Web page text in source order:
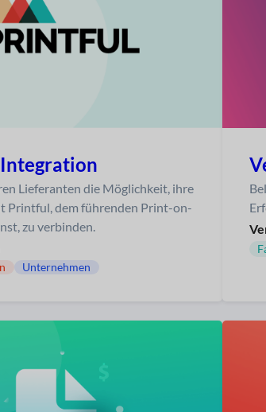
Lieferanten die Möglichkeit, ihre
Printful, dem führenden Print-on-
zu verbinden.
Unternehmen